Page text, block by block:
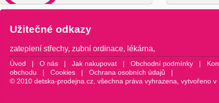
Užitečné odkazy
zateplení střechy, zubní ordinace, lékárna,
Úvod | O nás | Jak nakupovat | Obchodní podmínky |
obchodu | Cookies | Ochrana osobních údajů |
© 2010 detska-prodejna.cz, všechna práva vyhrazena, vytvořeno v